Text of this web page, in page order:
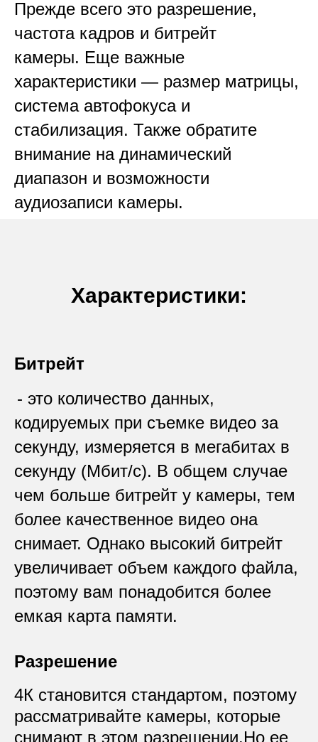
Прежде всего это разрешение,
частота кадров и битрейт
камеры. Еще важные
характеристики — размер матрицы,
система автофокуса и
стабилизация. Также обратите
внимание на динамический
диапазон и возможности
аудиозаписи камеры.
Характеристики:
Битрейт
- это количество данных,
кодируемых при съемке видео за
секунду, измеряется в мегабитах в
секунду (Мбит/с). В общем случае
чем больше битрейт у камеры, тем
более качественное видео она
снимает. Однако высокий битрейт
увеличивает объем каждого файла,
поэтому вам понадобится более
емкая карта памяти.
Разрешение
4К становится стандартом, поэтому
рассматривайте камеры, которые
снимают в этом разрешении.Но ее